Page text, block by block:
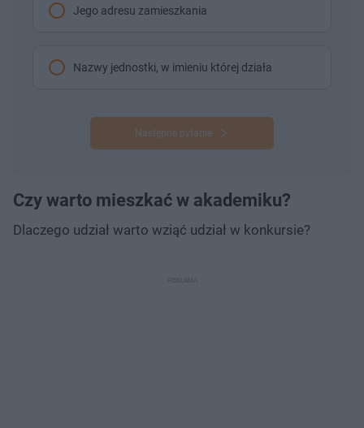
Jego adresu zamieszkania
Nazwy jednostki, w imieniu której działa
Następne pytanie
Czy warto mieszkać w akademiku?
Dlaczego udział warto wziąć udział w konkursie?